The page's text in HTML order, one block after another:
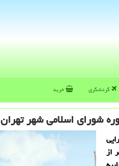
گردشگری خرید
شورای اسلامی شهر تهران
نامه اجرایی
از